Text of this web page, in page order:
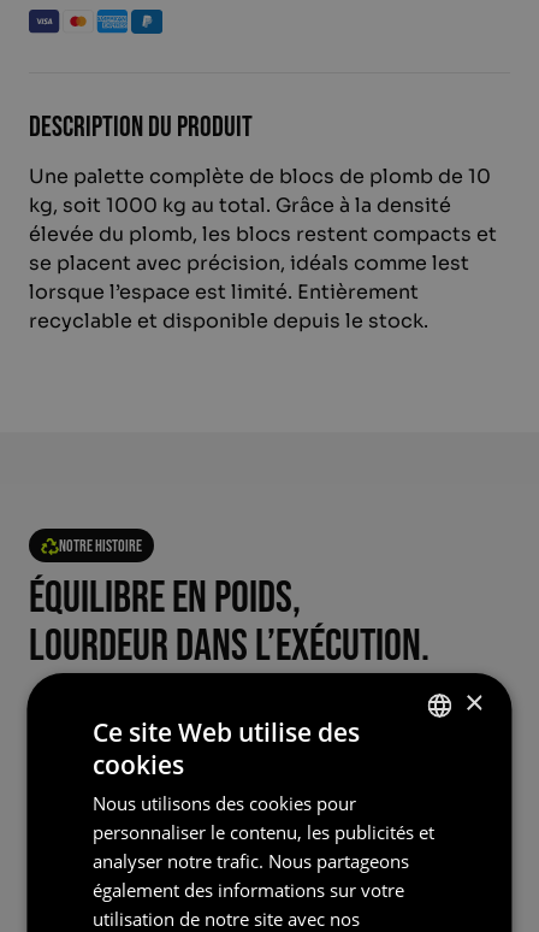
Description du produit
Une palette complète de blocs de plomb de 10
kg, soit 1000 kg au total. Grâce à la densité
élevée du plomb, les blocs restent compacts et
se placent avec précision, idéals comme lest
lorsque l’espace est limité. Entièrement
recyclable et disponible depuis le stock.
Notre histoire
Équilibre en poids,
lourdeur dans l’exécution.
Avec des produits de lest pour tout le monde,
nous le pensons vraiment : pour tout le monde.
Qu’il s’agisse des produits en plomb un peu plus
chers mais toujours proposés à un prix
compétitif, ou d’une solution de lest en acier
plus économique, nous vous proposons une
solution sur mesure, en cherchant activement à
réfléchir avec le client.
×
Ce site Web utilise des
cookies
Nous utilisons des cookies pour
personnaliser le contenu, les publicités et
analyser notre trafic. Nous partageons
également des informations sur votre
utilisation de notre site avec nos